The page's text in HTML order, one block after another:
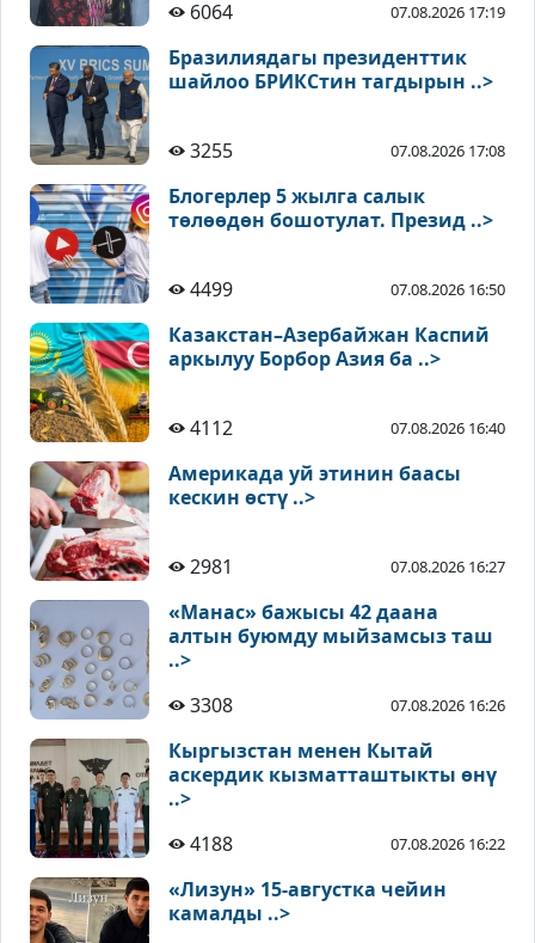
6064 07.08.2026 17:19
Бразилиядагы президенттик
шайлоо БРИКСтин тагдырын ..>
3255 07.08.2026 17:08
Блогерлер 5 жылга салык
төлөөдөн бошотулат. Презид ..>
4499 07.08.2026 16:50
Казакстан–Азербайжан Каспий
аркылуу Борбор Азия ба ..>
4112 07.08.2026 16:40
Америкада уй этинин баасы
кескин өстү ..>
2981 07.08.2026 16:27
«Манас» бажысы 42 даана
алтын буюмду мыйзамсыз таш
..>
3308
07.08.2026 16:26
Кыргызстан менен Кытай
аскердик кызматташтыкты өнү
..>
4188
07.08.2026 16:22
«Лизун» 15-августка чейин
камалды ..>